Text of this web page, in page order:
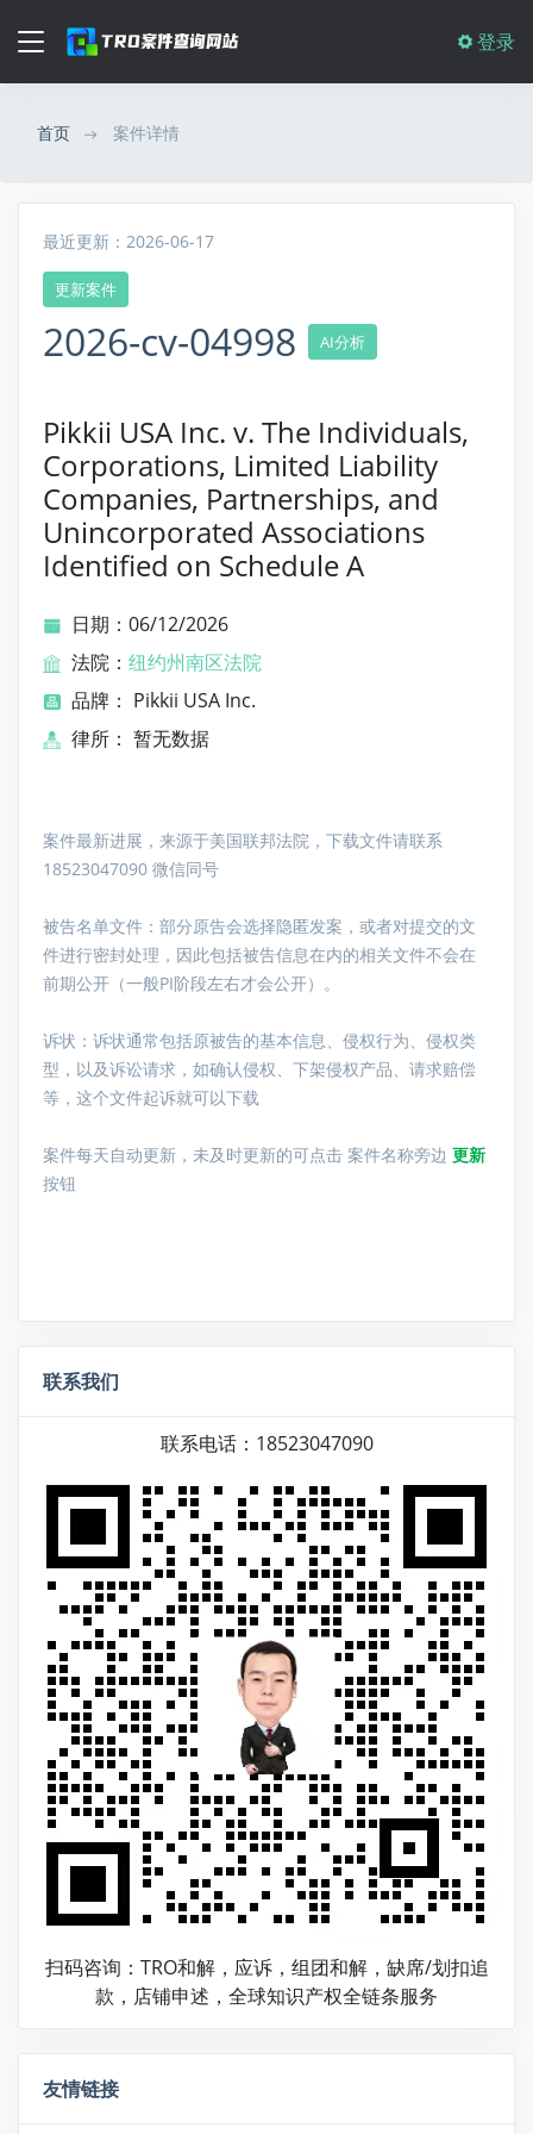
登录
首页 案件详情
最近更新：2026-06-17
更新案件
2026-cv-04998 AI分析
Pikkii USA Inc. v. The Individuals,
Corporations, Limited Liability
Companies, Partnerships, and
Unincorporated Associations
Identified on Schedule A
日期：06/12/2026
法院： 纽约州南区法院
品牌： Pikkii USA Inc.
律所： 暂无数据
案件最新进展，来源于美国联邦法院，下载文件请联系
18523047090 微信同号
被告名单文件： 部分原告会选择隐匿发案，或者对提交的文
件进行密封处理，因此包括被告信息在内的相关文件不会在
前期公开（一般PI阶段左右才会公开）。
诉状：诉状通常包括原被告的基本信息、侵权行为、侵权类
型，以及诉讼请求，如确认侵权、下架侵权产品、请求赔偿
等，这个文件起诉就可以下载
案件每天自动更新，未及时更新的可点击 案件名称旁边 更新
按钮
联系我们
联系电话：18523047090
扫码咨询：TRO和解，应诉，组团和解，缺席/划扣追
款，店铺申述，全球知识产权全链条服务
友情链接